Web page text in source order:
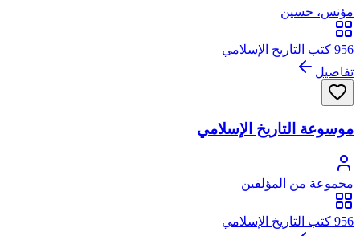
مؤنس، حسين
956 كتب التاريخ الإسلامي
تفاصيل
موسوعة التاريخ الإسلامي
مجموعة من المؤلفين
956 كتب التاريخ الإسلامي